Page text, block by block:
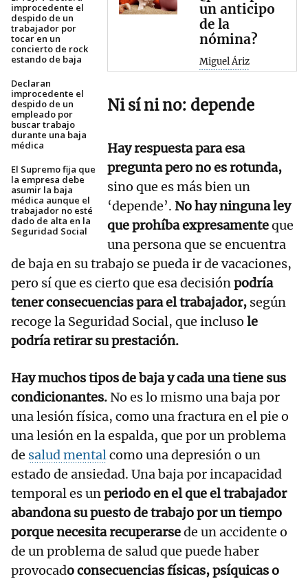
improcedente el
despido de un
trabajador por
tocar en un
concierto de rock
estando de baja
Declaran
improcedente el
despido de un
empleado por
buscar trabajo
durante una baja
médica
El Supremo fija que
la empresa debe
asumir la baja
médica aunque el
trabajador no esté
dado de alta en la
Seguridad Social
un anticipo
de la
nómina?
Miguel Áriz
Ni sí ni no: depende
Hay respuesta para esa
pregunta pero no es rotunda,
sino que es más bien un
‘depende’. No hay ninguna ley
que prohíba expresamenteque
una persona que se encuentra
de baja en su trabajo se pueda ir de vacaciones,
pero sí que es cierto que esa decisiónpodría
tener consecuencias para el trabajador, según
recoge la Seguridad Social, que incluso le
podría retirar su prestación.
Hay muchos tipos de baja y cada una tiene sus
condicionantes. No es lo mismo una baja por
una lesión física, como una fractura en el pie o
una lesión en la espalda, que por un problema
de salud mentalcomo una depresión o un
estado de ansiedad. Una baja por incapacidad
temporal es unperiodo en el que el trabajador
abandona su puesto de trabajo por un tiempo
porque necesita recuperarsede un accidente o
de un problema de salud que puede haber
provocado consecuencias físicas, psíquicas o